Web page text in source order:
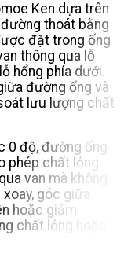
Ken dựa trên
thoát bằng
đặt trong ống
thông qua lỗ
hổng phía dưới.
đường ống và
lưu lượng chất
0 độ, đường ống
phép chất lỏng
van mà không
góc giữa
hoặc giảm
chất lỏng hoặc